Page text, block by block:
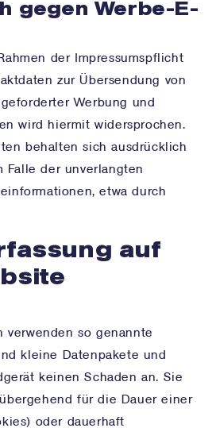
gegen Werbe-E-
der Impressumspflicht
zur Übersendung von
Werbung und
wird hiermit widersprochen.
behalten sich ausdrücklich
der unverlangten
etwa durch
auf
verwenden so genannte
kleine Datenpakete und
keinen Schaden an. Sie
für die Dauer einer
oder dauerhaft